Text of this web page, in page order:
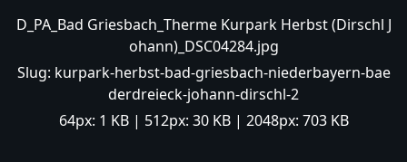
D_PA_Bad Griesbach_Therme Kurpark Herbst (Dirschl J
ohann)_DSC04284.jpg
Slug: kurpark-herbst-bad-griesbach-niederbayern-bae
derdreieck-johann-dirschl-2
64px: 1 KB| 512px: 30 KB| 2048px: 703 KB